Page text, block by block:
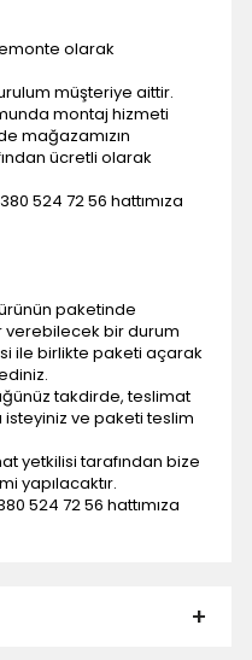
olarak
müşteriye aittir.
montaj hizmeti
mağazamızın
ücretli olarak
524 72 56 hattımıza
paketinde
bir durum
ile birlikte paketi açarak
takdirde, teslimat
isteyiniz ve paketi teslim
yetkilisi tarafından bize
yapılacaktır.
524 72 56 hattımıza